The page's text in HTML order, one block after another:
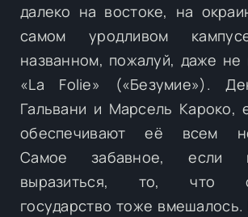
далеко на востоке, на
самом уродливом
названном, пожалуй, даже не
«La Folie» («Безумие»).
Гальвани и Марсель Кароко,
обеспечивают её всем
Самое забавное, если
выразиться, то, что
государство тоже вмешалось.